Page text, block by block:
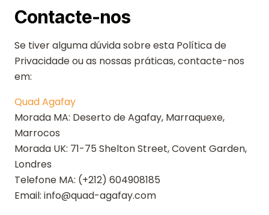
Contacte-nos
Se tiver alguma dúvida sobre esta Política de
Privacidade ou as nossas práticas, contacte-nos
em:
Quad Agafay
Morada MA: Deserto de Agafay, Marraquexe,
Marrocos
Morada UK: 71-75 Shelton Street, Covent Garden,
Londres
Telefone MA: (+212) 604908185
Email: info@quad-agafay.com